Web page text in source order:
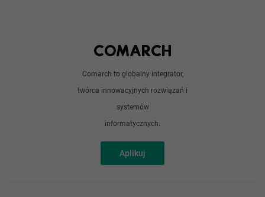
Comarch to globalny integrator,
twórca innowacyjnych rozwiązań i
systemów
informatycznych.
Aplikuj
Doświadczeni programiści